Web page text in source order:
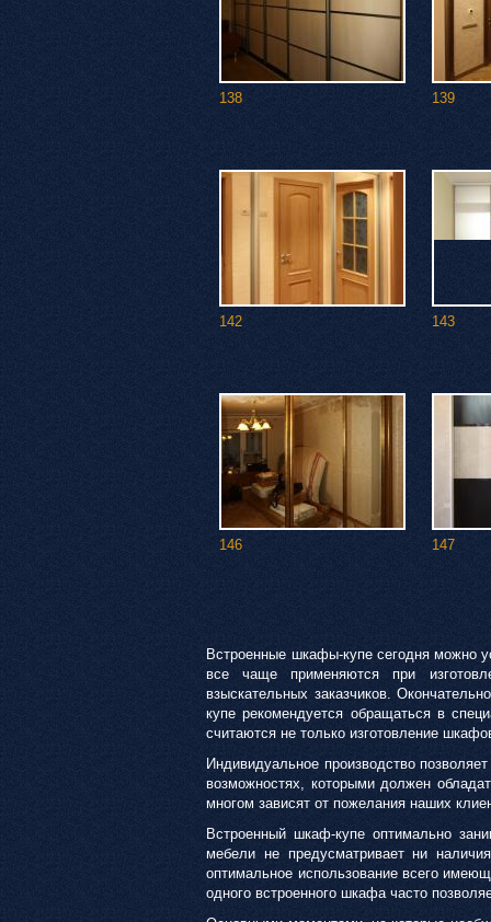
138 139
142 143
146 147
Встроенные шкафы-купе сегодня можно
все чаще применяются при
взыскательных заказчиков.
купе рекомендуется обращаться в
считаются не только изготовление
Индивидуальное производство
возможностях, которыми должен
многом зависят от пожелания наших
Встроенный шкаф-купе оптимально
мебели не предусматривает ни
оптимальное использование всего
одного встроенного шкафа часто